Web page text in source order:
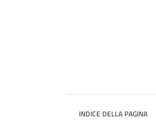
INDICE DELLA PAGINA